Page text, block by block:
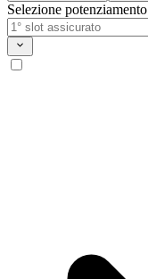
Selezione potenziamento